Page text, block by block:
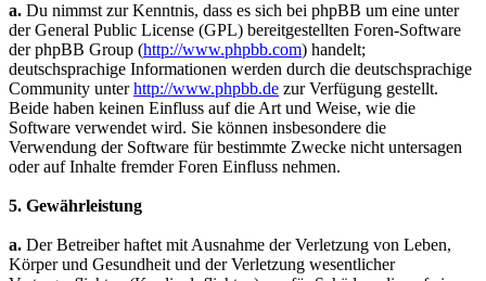
a. Du nimmst zur Kenntnis, dass es sich bei phpBB um eine unter
der General Public License (GPL) bereitgestellten Foren-Software
der phpBB Group (http://www.phpbb.com) handelt;
deutschsprachige Informationen werden durch die deutschsprachige
Community unterhttp://www.phpbb.de zur Verfügung gestellt.
Beide haben keinen Einfluss auf die Art und Weise, wie die
Software verwendet wird. Sie können insbesondere die
Verwendung der Software für bestimmte Zwecke nicht untersagen
oder auf Inhalte fremder Foren Einfluss nehmen.
5. Gewährleistung
a. Der Betreiber haftet mit Ausnahme der Verletzung von Leben,
Körper und Gesundheit und der Verletzung wesentlicher